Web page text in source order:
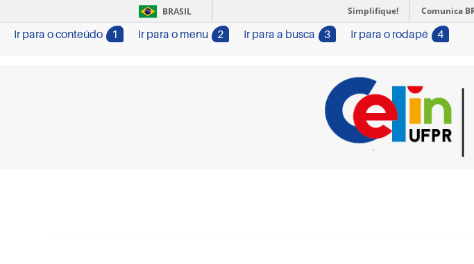
BRASIL Simplifique! Comunica
Ir para o conteúdo 1 Ir para o menu 2 Ir para a busca 3 Ir para o rodapé 4